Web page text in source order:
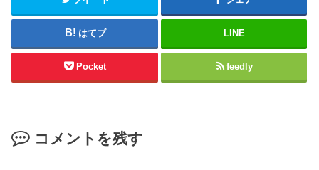
はてブ LINE
Pocket feedly
コメントを残す